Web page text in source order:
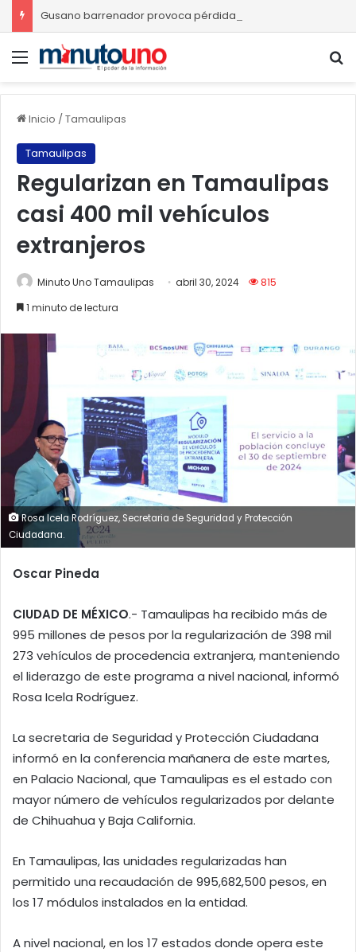
Menú
Inicio /Tamaulipas
Tamaulipas
Regularizan en Tamaulipas
casi 400 mil vehículos
extranjeros
Minuto Uno Tamaulipas abril 30, 2024
815
1 minuto de lectura
Rosa Icela Rodríguez, Secretaria de Seguridad y Protección
Ciudadana.
Oscar Pineda
CIUDAD DE MÉXICO.- Tamaulipas ha recibido más de
995 millones de pesos por la regularización de 398 mil
273 vehículos de procedencia extranjera, manteniendo
el liderazgo de este programa a nivel nacional, informó
Rosa Icela Rodríguez.
La secretaria de Seguridad y Protección Ciudadana
informó en la conferencia mañanera de este martes,
en Palacio Nacional, que Tamaulipas es el estado con
mayor número de vehículos regularizados por delante
de Chihuahua y Baja California.
En Tamaulipas, las unidades regularizadas han
permitido una recaudación de 995,682,500 pesos, en
los 17 módulos instalados en la entidad.
A nivel nacional, en los 17 estados donde opera este